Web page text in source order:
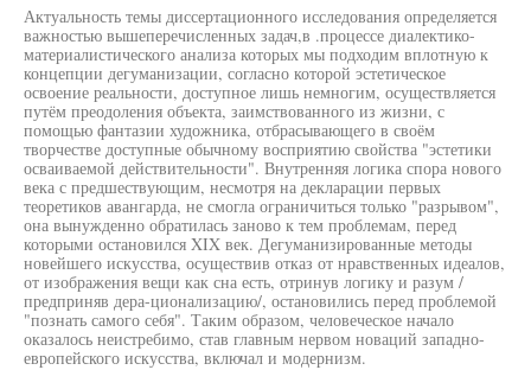
Актуальность темы диссертационного исследования определяется
важностью вышеперечисленных задач,в .процессе диалектико-
материалистического анализа которых мы подходим вплотную к
концепции дегуманизации, согласно которой эстетическое
освоение реальности, доступное лишь немногим, осуществляется
путём преодоления объекта, заимствованного из жизни, с
помощью фантазии художника, отбрасывающего в своём
творчестве доступные обычному восприятию свойства "эстетики
осваиваемой действительности". Внутренняя логика спора нового
века с предшествующим, несмотря на декларации первых
теоретиков авангарда, не смогла ограничиться только "разрывом",
она вынужденно обратилась заново к тем проблемам, перед
которыми остановился XIX век. Дегуманизированные методы
новейшего искусства, осуществив отказ от нравственных идеалов,
от изображения вещи как сна есть, отринув логику и разум /
предприняв дера-ционализацию/, остановились перед проблемой
"познать самого себя". Таким образом, человеческое начало
оказалось неистребимо, став главным нервом новаций западно-
европейского искусства, включал и модернизм.